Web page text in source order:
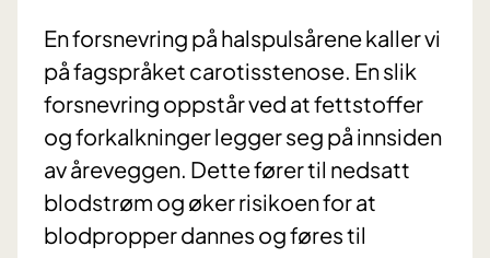
En forsnevring på halspulsårene kaller vi
på fagspråket carotisstenose. En slik
forsnevring oppstår ved at fettstoffer
og forkalkninger legger seg på innsiden
av åreveggen. Dette fører til nedsatt
blodstrøm og øker risikoen for at
blodpropper dannes og føres til